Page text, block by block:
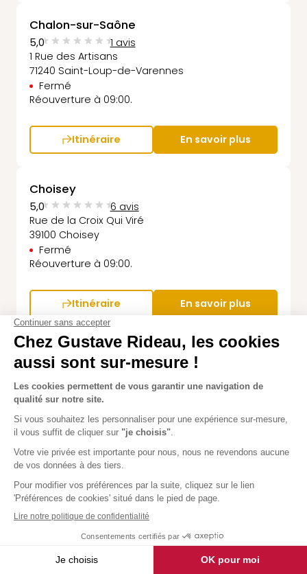
Chalon-sur-Saône
5,0
1 avis
1 Rue des Artisans
71240 Saint-Loup-de-Varennes
Fermé
Réouverture à 09:00.
Itinéraire En savoir plus
Choisey
5,0
6 avis
Rue de la Croix Qui Viré
39100 Choisey
Fermé
Réouverture à 09:00.
Itinéraire En savoir plus
Dijon
5,0
1 avis
121 allée du docteur l'épine
21160 Marsannay-La-Côte
Fermé
Réouverture à 09:00.
Itinéraire
Macon
1 avis
01710 Thoiry